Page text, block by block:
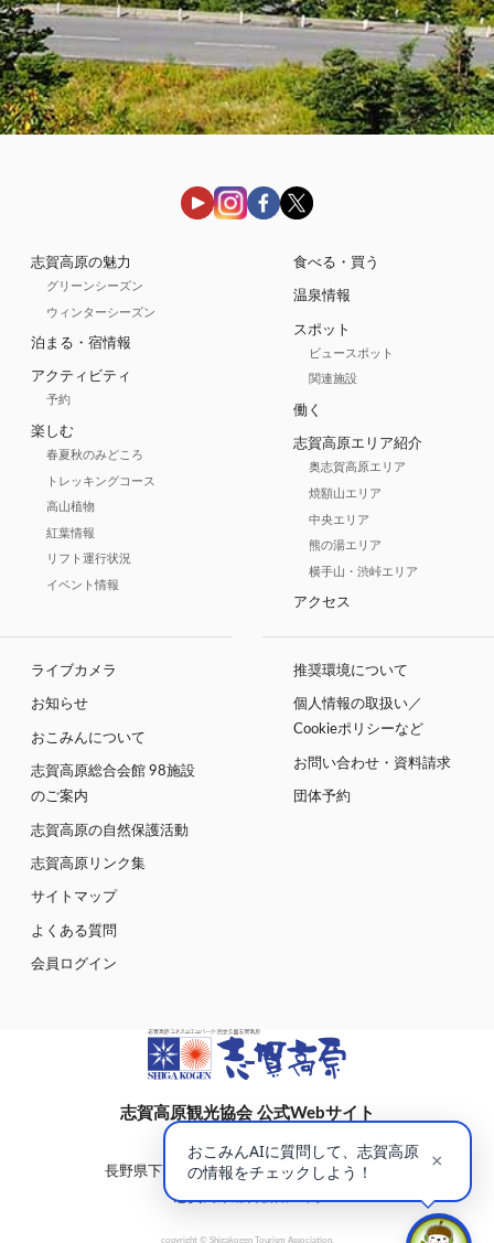
志賀高原の魅力
グリーンシーズン
ウィンターシーズン
泊まる・宿情報
アクティビティ
予約
楽しむ
春夏秋のみどころ
トレッキングコース
高山植物
紅葉情報
リフト運行状況
イベント情報
食べる・買う
温泉情報
スポット
ビュースポット
関連施設
働く
志賀高原エリア紹介
奥志賀高原エリア
焼額山エリア
中央エリア
熊の湯エリア
横手山・渋峠エリア
アクセス
ライブカメラ
お知らせ
おこみんについて
志賀高原総合会館 98施設
のご案内
志賀高原の自然保護活動
志賀高原リンク集
サイトマップ
よくある質問
会員ログイン
推奨環境について
個人情報の取扱い／
Cookieポリシーなど
お問い合わせ・資料請求
団体予約
志賀高原観光協会 公式Webサイト
〒381-0401
長野県下高井郡山ノ内町大字平穏7148(蓮池)
志賀高原総合会館98内
copyright © Shigakogen Tourism Association.